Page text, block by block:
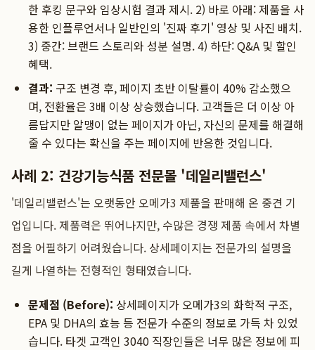
한 후킹 문구와 임상시험 결과 제시. 2) 바로 아래: 제품을 사
용한 인플루언서나 일반인의 '진짜 후기' 영상 및 사진 배치.
3) 중간: 브랜드 스토리와 성분 설명. 4) 하단: Q&A 및 할인
혜택.
결과: 구조 변경 후, 페이지 초반 이탈률이 40% 감소했으
며, 전환율은 3배 이상 상승했습니다. 고객들은 더 이상 아
름답지만 알맹이 없는 페이지가 아닌, 자신의 문제를 해결해
줄 수 있다는 확신을 주는 페이지에 반응한 것입니다.
사례 2: 건강기능식품 전문몰 '데일리밸런스'
'데일리밸런스'는 오랫동안 오메가3 제품을 판매해 온 중견 기
업입니다. 제품력은 뛰어나지만, 수많은 경쟁 제품 속에서 차별
점을 어필하기 어려웠습니다. 상세페이지는 전문가의 설명을
길게 나열하는 전형적인 형태였습니다.
문제점 (Before): 상세페이지가 오메가3의 화학적 구조,
EPA 및 DHA의 효능 등 전문가 수준의 정보로 가득 차 있었
습니다. 타겟 고객인 3040 직장인들은 너무 많은 정보에 피